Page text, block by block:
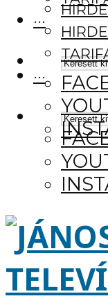
···
···